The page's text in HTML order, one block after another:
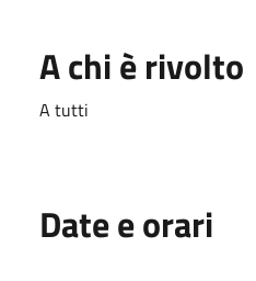
A chi è rivolto
A tutti
Date e orari